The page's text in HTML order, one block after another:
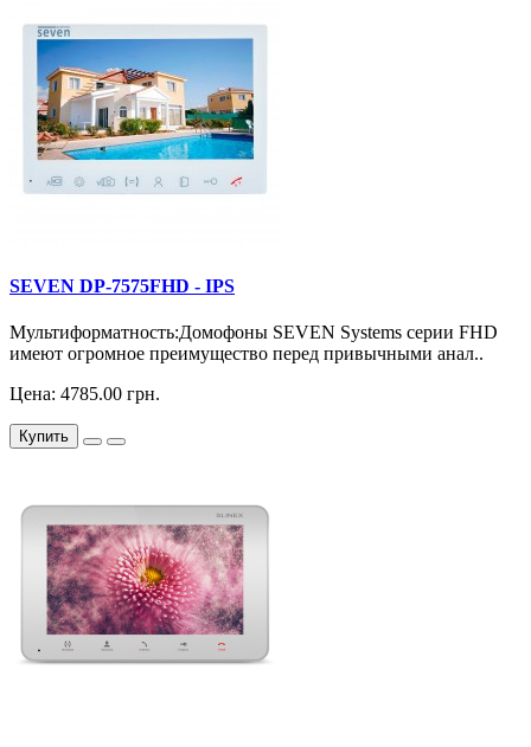
SEVEN DP-7575FHD - IPS
Мультиформатность:Домофоны SEVEN Systems серии FHD
имеют огромное преимущество перед привычными анал..
Цена: 4785.00 грн.
Купить